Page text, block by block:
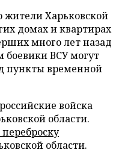
жители Харьковской
домах и квартирах
много лет назад
ВСУ могут
пункты временной
войска
области.
области.